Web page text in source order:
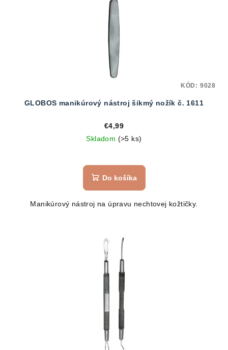
GLOBOS manikúrový nástroj šikmý nožík č. 1611
€4,99
Skladom (>5 ks)
Do košíka
Manikúrový nástroj na úpravu nechtovej kožtičky.
KÓD: 9028